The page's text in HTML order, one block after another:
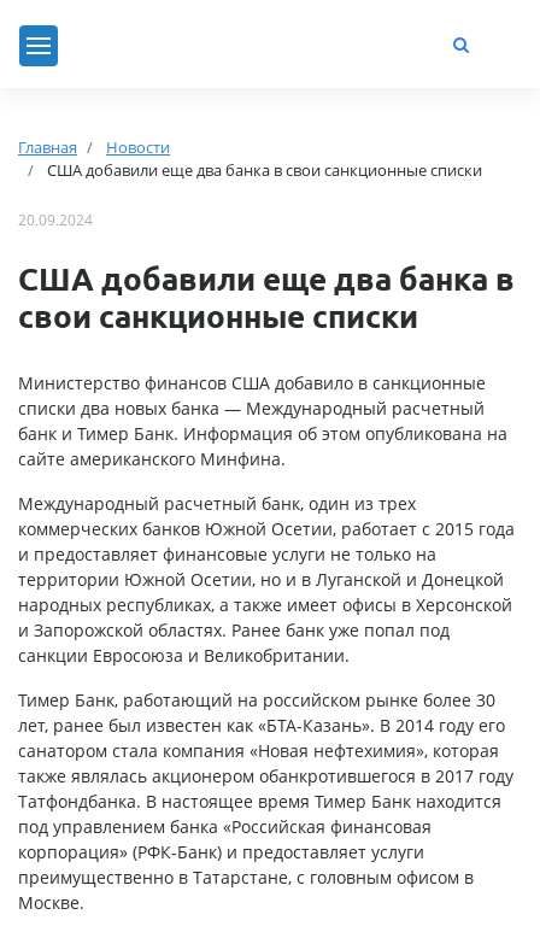
Главная
Новости
США добавили еще два банка в свои санкционные списки
20.09.2024
США добавили еще два банка в
свои санкционные списки
Министерство финансов США добавило в санкционные
списки два новых банка — Международный расчетный
банк и Тимер Банк. Информация об этом опубликована на
сайте американского Минфина.
Международный расчетный банк, один из трех
коммерческих банков Южной Осетии, работает с 2015 года
и предоставляет финансовые услуги не только на
территории Южной Осетии, но и в Луганской и Донецкой
народных республиках, а также имеет офисы в Херсонской
и Запорожской областях. Ранее банк уже попал под
санкции Евросоюза и Великобритании.
Тимер Банк, работающий на российском рынке более 30
лет, ранее был известен как «БТА-Казань». В 2014 году его
санатором стала компания «Новая нефтехимия», которая
также являлась акционером обанкротившегося в 2017 году
Татфондбанка. В настоящее время Тимер Банк находится
под управлением банка «Российская финансовая
корпорация» (РФК-Банк) и предоставляет услуги
преимущественно в Татарстане, с головным офисом в
Москве.